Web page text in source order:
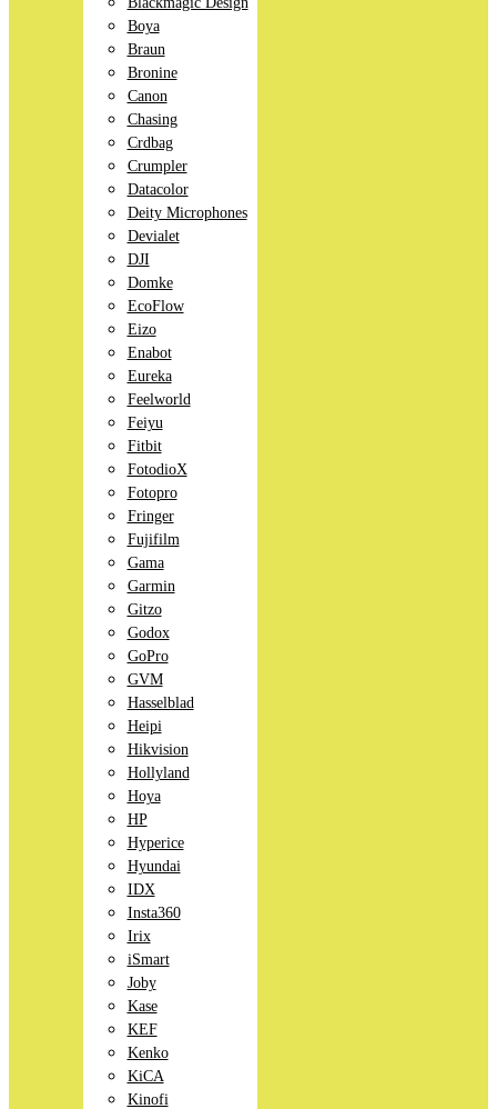
Boya
Braun
Bronine
Canon
Chasing
Crdbag
Crumpler
Datacolor
Deity Microphones
Devialet
DJI
Domke
EcoFlow
Eizo
Enabot
Eureka
Feelworld
Feiyu
Fitbit
FotodioX
Fotopro
Fringer
Fujifilm
Gama
Garmin
Gitzo
Godox
GoPro
GVM
Hasselblad
Heipi
Hikvision
Hollyland
Hoya
HP
Hyperice
Hyundai
IDX
Insta360
Irix
iSmart
Joby
Kase
KEF
Kenko
KiCA
Kinofi